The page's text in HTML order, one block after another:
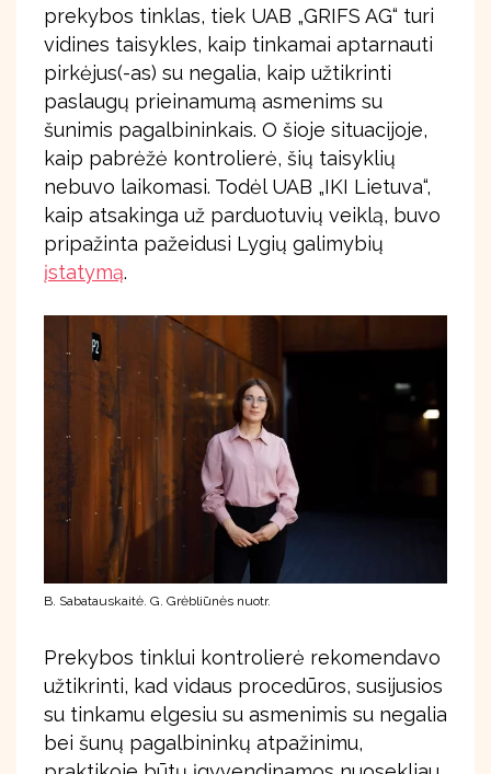
prekybos tinklas, tiek UAB „GRIFS AG“ turi
vidines taisykles, kaip tinkamai aptarnauti
pirkėjus(-as) su negalia, kaip užtikrinti
paslaugų prieinamumą asmenims su
šunimis pagalbininkais. O šioje situacijoje,
kaip pabrėžė kontrolierė, šių taisyklių
nebuvo laikomasi. Todėl UAB „IKI Lietuva“,
kaip atsakinga už parduotuvių veiklą, buvo
pripažinta pažeidusi Lygių galimybių
įstatymą.
B. Sabatauskaitė. G. Grėbliūnės nuotr.
Prekybos tinklui kontrolierė rekomendavo
užtikrinti, kad vidaus procedūros, susijusios
su tinkamu elgesiu su asmenimis su negalia
bei šunų pagalbininkų atpažinimu,